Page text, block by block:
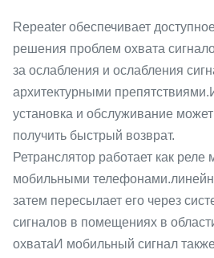
Repeater обеспечивает
решения проблем охвата
за ослабления и ослабления
архитектурными
установка и обслуживание
получить быстрый возврат.
Ретранслятор работает как реле
мобильными
затем пересылает его через
сигналов в помещениях в
охватаИ мобильный сигнал